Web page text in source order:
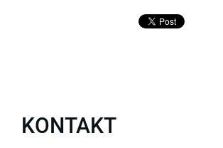
KONTAKT